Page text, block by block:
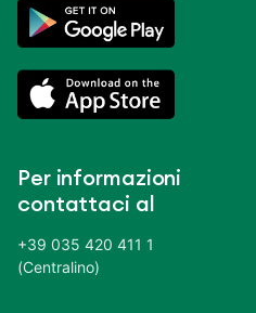
Per informazioni
contattaci al
+39 035 420 411 1
(Centralino)